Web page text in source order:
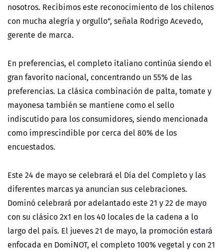
nosotros. Recibimos este reconocimiento de los chilenos
con mucha alegría y orgullo”, señala Rodrigo Acevedo,
gerente de marca.
En preferencias, el completo italiano continúa siendo el
gran favorito nacional, concentrando un 55% de las
preferencias. La clásica combinación de palta, tomate y
mayonesa también se mantiene como el sello
indiscutido para los consumidores, siendo mencionada
como imprescindible por cerca del 80% de los
encuestados.
Este 24 de mayo se celebrará el Día del Completo y las
diferentes marcas ya anuncian sus celebraciones.
Dominó celebrará por adelantado este 21 y 22 de mayo
con su clásico 2x1 en los 40 locales de la cadena a lo
largo del país. El jueves 21 de mayo, la promoción estará
enfocada en DomiNOT, el completo 100% vegetal y con 21